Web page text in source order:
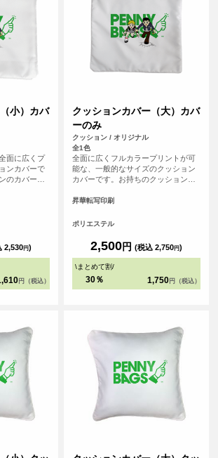
小）カバ
面に広くプ
ンカバーで
のカバーと
ご使用頂け
す。
2,530円)
円（税込）
クッションカバー（大）カバ
ーのみ
クッション / オリジナル
全1色
全面に広くフルカラープリントが可
能な、一般的なサイズのクッション
カバーです。お持ちのクッションの
ションの交換用カバーとしてもご使
きく印刷するのもおすすめです。
昇華転写印刷
ポリエステル
2,500円 (税込 2,750円)
\まとめて割/
30％ 1,750 円（税込）